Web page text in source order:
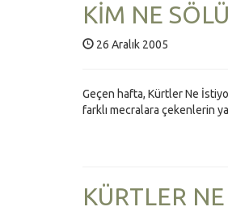
KİM NE
26 Aralık 2005
Geçen hafta, Kürtler Ne
farklı mecralara çekenlerin
KÜRTLER